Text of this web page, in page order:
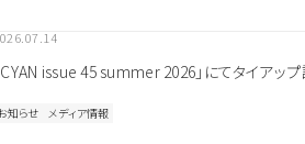
CYAN issue 45 summer 2026」にてタイアッ
知らせ メディア情報